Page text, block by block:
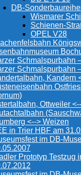
DB-
Wismarer
Schienen-
OPEL V28
Schmalspurbahn
Schmalspurbahn
Kandern
Ottweiler
<--> Weizen
in Trier HBF am
im DB-
Prototyp Testzug